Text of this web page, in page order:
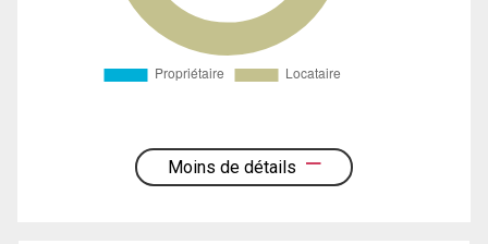
Moins de détails